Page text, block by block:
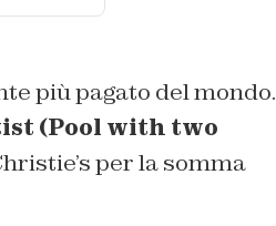
più pagato del mondo.
(Pool with two
per la somma